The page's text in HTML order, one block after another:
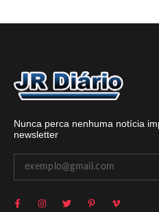
Nunca perca nenhuma notícia
newsletter